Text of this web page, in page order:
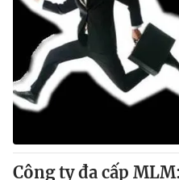
Công ty đa cấp